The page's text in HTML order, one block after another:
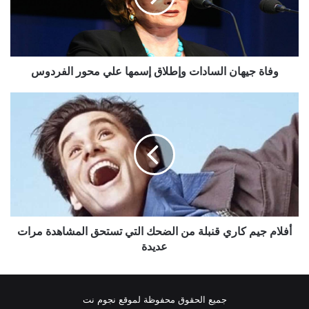
علي
وفاة جيهان السادات وإطلاق إسمها علي محور الفردوس
جيم
كاري
قنبلة
من
الضحك
التي
تستحق
المشاهدة
مرات
أفلام جيم كاري قنبلة من الضحك التي تستحق المشاهدة مرات
عديدة
جميع الحقوق محفوظة لموقع نجوم نت